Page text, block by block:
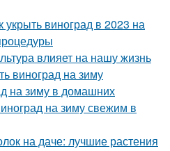
укрыть виноград в 2023 на
влияет на нашу жизнь
виноград на зиму
на зиму в домашних
на зиму свежим в
на даче: лучшие растения